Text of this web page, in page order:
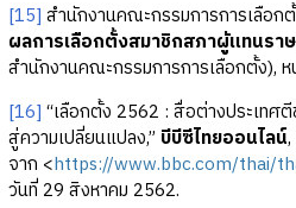
[15] สำนักงานคณะกรรมการการเลือก
ผลการเลือกตั้งสมาชิกสภาผู้แทนรา
สำนักงานคณะกรรมการการเลือกตั้ง), ห
[16] “เลือกตั้ง 2562 : สื่อต่างประเทศ
สู่ความเปลี่ยนแปลง,” บีบีซีไทยออนไลน์
จาก <https://www.bbc.com/thai/
วันที่ 29 สิงหาคม 2562.